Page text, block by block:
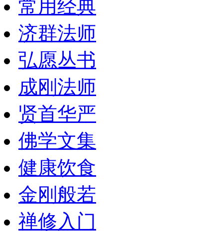
常用经典
济群法师
弘愿丛书
成刚法师
贤首华严
佛学文集
健康饮食
金刚般若
禅修入门